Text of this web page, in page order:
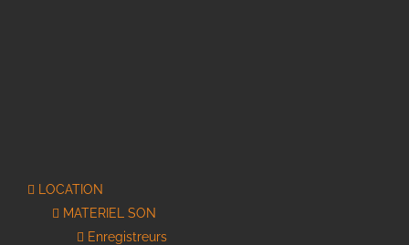
LOCATION
MATERIEL SON
Enregistreurs